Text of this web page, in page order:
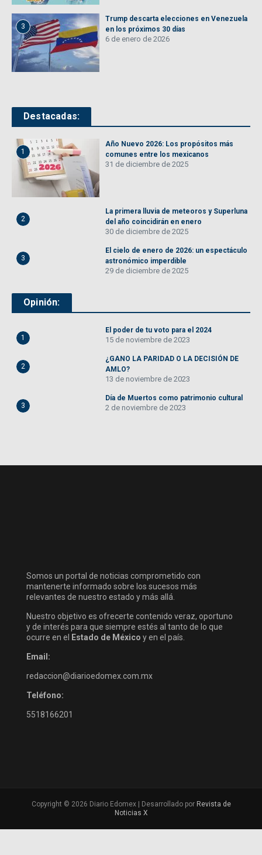
3
Trump descarta elecciones en Venezuela
en los próximos 30 días
6 de enero de 2026
Destacadas:
1
Año Nuevo 2026: Los propósitos más
comunes entre los mexicanos
31 de diciembre de 2025
2
La primera lluvia de meteoros y Superluna
del año coincidirán en enero
30 de diciembre de 2025
3
El cielo de enero de 2026: un espectáculo
astronómico imperdible
29 de diciembre de 2025
Opinión:
1
El poder de tu voto para el 2024
15 de noviembre de 2023
2
¿GANO LA PARIDAD O LA DECISIÓN DE
AMLO?
13 de noviembre de 2023
3
Día de Muertos como patrimonio cultural
2 de noviembre de 2023
Somos un portal de noticias comprometido con
mantenerte informado sobre los sucesos más
relevantes de nuestro estado y más allá.
Nuestro objetivo es ofrecerte contenido veraz, oportuno
y de interés para que siempre estés al tanto de lo que
ocurre en el
Estado de México y en el país.
Email:
redaccion@diarioedomex.com.mx
Teléfono:
5518166201
Copyright © 2026 Diario Edomex | Desarrollado por Revista de
Noticias X